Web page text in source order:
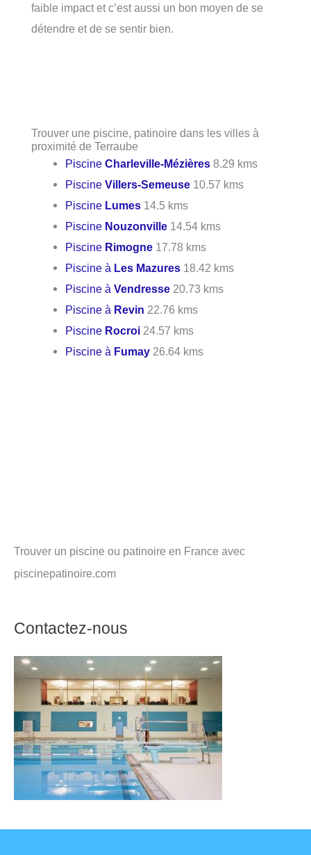
faible impact et c’est aussi un bon moyen de se
détendre et de se sentir bien.
Trouver une piscine, patinoire dans les villes à
proximité de Terraube
PiscineCharleville-Mézières 8.29 kms
PiscineVillers-Semeuse 10.57 kms
Piscine Lumes 14.5 kms
Piscine Nouzonville 14.54 kms
Piscine Rimogne 17.78 kms
Piscine à Les Mazures 18.42 kms
Piscine àVendresse 20.73 kms
Piscine à Revin 22.76 kms
Piscine Rocroi 24.57 kms
Piscine à Fumay 26.64 kms
Trouver un piscine ou patinoire en France avec
piscinepatinoire.com
Contactez-nous